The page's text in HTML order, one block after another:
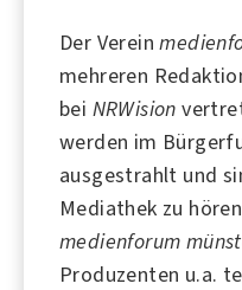
Der Verein
mehreren
bei NRWision
werden im
ausgestrahlt und
Mediathek zu
medienforum
Produzenten u.a.